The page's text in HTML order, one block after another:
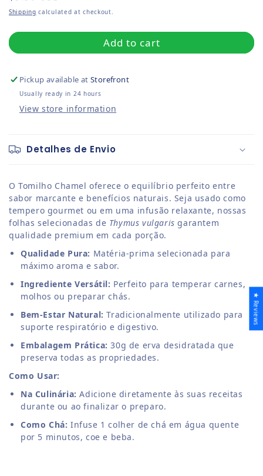
Shipping calculated at checkout.
Add to cart
Pickup available atStorefront
Usually ready in 24 hours
View store information
Detalhes de Envio
O Tomilho Chamel oferece o equilíbrio perfeito entre
sabor marcante e benefícios naturais. Seja usado como
tempero gourmet ou em uma infusão relaxante, nossas
folhas selecionadas de Thymus vulgaris garantem
qualidade premium em cada porção.
Qualidade Pura: Matéria-prima selecionada para
máximo aroma e sabor.
Ingrediente Versátil: Perfeito para temperar carnes,
molhos ou preparar chás.
Bem-Estar Natural: Tradicionalmente utilizado para
suporte respiratório e digestivo.
Embalagem Prática: 30g de erva desidratada que
preserva todas as propriedades.
Como Usar:
Na Culinária: Adicione diretamente às suas receitas
durante ou ao finalizar o preparo.
Como Chá: Infuse 1 colher de chá em água quente
por 5 minutos, coe e beba.
★ Reviews